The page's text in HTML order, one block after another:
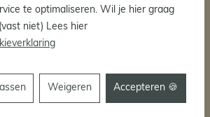
te optimaliseren. Wil je hier graag
niet) Lees hier
Weigeren Accepteren 🍪
VOOR JE BEDRIJF
uitstellen, maar gaan met die
next level.